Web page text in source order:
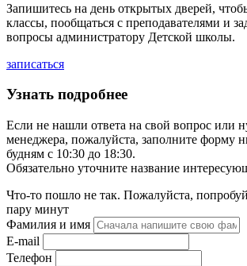
Запишитесь на день открытых дверей,
классы, пообщаться с преподавателями и
вопросы администратору Детской школы.
записаться
Узнать подробнее
Если не нашли ответа на свой вопрос или
менеджера, пожалуйста, заполните форму
будням с 10:30 до 18:30.
Обязательно уточните название
Что-то пошло не так. Пожалуйста,
пару минут
Фамилия и имя
E-mail
Телефон